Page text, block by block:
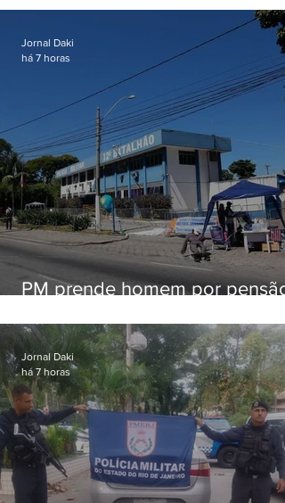
PM prende homem por pensão
Jornal Daki
há 7 horas
Jornal Daki
há 7 horas